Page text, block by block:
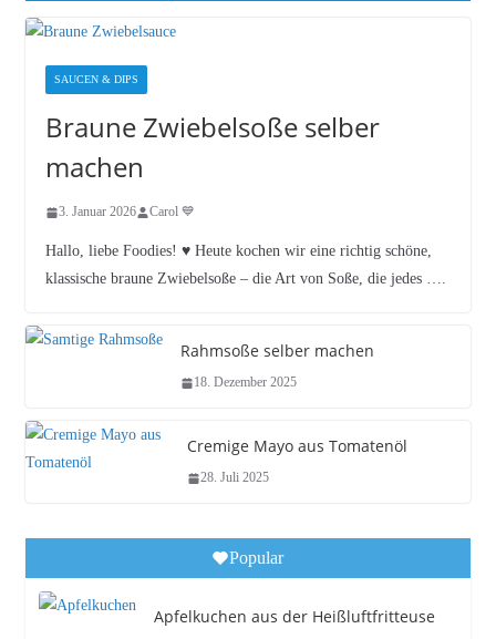
SAUCEN & DIPS
Braune Zwiebelsoße selber
machen
3. Januar 2026 Carol 💙
Hallo, liebe Foodies! ♥︎ Heute kochen wir eine richtig schöne,
klassische braune Zwiebelsoße – die Art von Soße, die jedes ….
Rahmsoße selber machen
18. Dezember 2025
Cremige Mayo aus Tomatenöl
28. Juli 2025
Popular
Apfelkuchen aus der Heißluftfritteuse